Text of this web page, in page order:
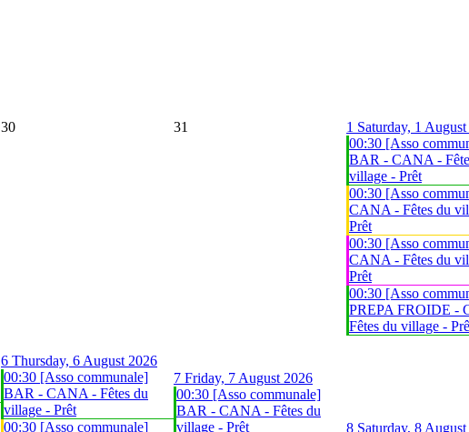
30 31 1 Saturday, 1
00:30 [Asso
BAR - CANA -
village - Prêt
00:30 [Asso
CANA - Fêtes du
Prêt
00:30 [Asso
CANA - Fêtes du
Prêt
00:30 [Asso
PREPA FROIDE -
Fêtes du village -
6 Thursday, 6 August 2026
00:30 [Asso communale]
BAR - CANA - Fêtes du
village - Prêt
00:30 [Asso communale]
7 Friday, 7 August 2026
00:30 [Asso communale]
BAR - CANA - Fêtes du
village - Prêt
8 Saturday, 8